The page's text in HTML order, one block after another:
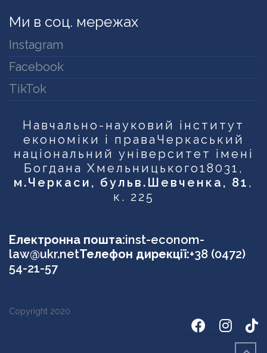
Ми в соц. мережах
Instagram
Facebook
TikTok
Навчально-науковий інститут
економіки і права Черкаський
національний університет імені
Богдана Хмельницького18031,
м.Черкаси, бульв.Шевченка, 81 ,
к. 225
Електронна пошта:inst-econom-
law@ukr.netТелефон дирекції:+38 (0472)
54-21-57
Copyright 2020